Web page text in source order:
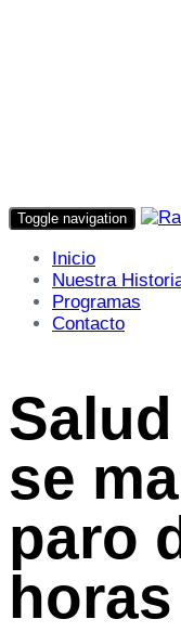
Toggle navigation
Inicio
Nuestra
Programas
Contacto
se
paro
horas